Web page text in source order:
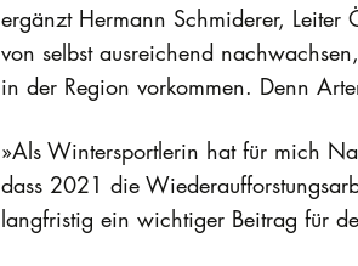
ergänzt Hermann Schmiderer, Leiter
von selbst ausreichend
in der Region vorkommen. Denn
»Als Wintersportlerin hat für mich
dass 2021 die
langfristig ein wichtiger Beitrag für